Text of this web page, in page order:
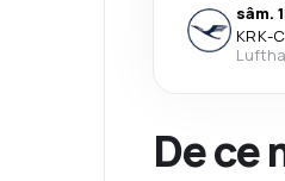
sâm.
KRK-
De ce